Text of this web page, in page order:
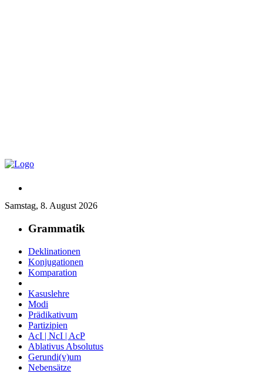
Samstag, 8. August 2026
Grammatik
Deklinationen
Konjugationen
Komparation
Kasuslehre
Modi
Prädikativum
Partizipien
AcI | NcI | AcP
Ablativus Absolutus
Gerundi(v)um
Nebensätze